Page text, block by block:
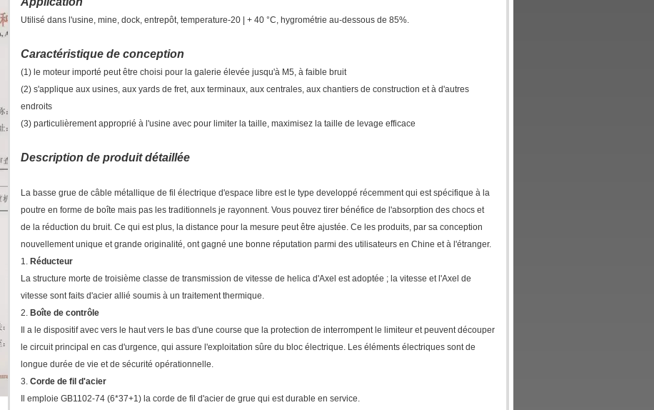
Utilisé dans l'usine, mine, dock, entrepôt, temperature-20 | + 40 °C, hygrométrie au-dessous de 85%.
Caractéristique de conception
(1) le moteur importé peut être choisi pour la galerie élevée jusqu'à M5, à faible bruit
(2) s'applique aux usines, aux yards de fret, aux terminaux, aux centrales, aux chantiers de construction et à d'autres
endroits
(3) particulièrement approprié à l'usine avec pour limiter la taille, maximisez la taille de levage efficace
Description de produit détaillée
La basse grue de câble métallique de fil électrique d'espace libre est le type developpé récemment qui est spécifique à la
poutre en forme de boîte mais pas les traditionnels je rayonnent. Vous pouvez tirer bénéfice de l'absorption des chocs et
de la réduction du bruit. Ce qui est plus, la distance pour la mesure peut être ajustée. Ce les produits, par sa conception
nouvellement unique et grande originalité, ont gagné une bonne réputation parmi des utilisateurs en Chine et à l'étranger.
1. Réducteur
La structure morte de troisième classe de transmission de vitesse de helica d'Axel est adoptée ; la vitesse et l'Axel de
vitesse sont faits d'acier allié soumis à un traitement thermique.
2. Boîte de contrôle
Il a le dispositif avec vers le haut vers le bas d'une course que la protection de interrompent le limiteur et peuvent découper
le circuit principal en cas d'urgence, qui assure l'exploitation sûre du bloc électrique. Les éléments électriques sont de
longue durée de vie et de sécurité opérationnelle.
3. Corde de fil d'acier
Il emploie GB1102-74 (6*37+1) la corde de fil d'acier de grue qui est durable en service.